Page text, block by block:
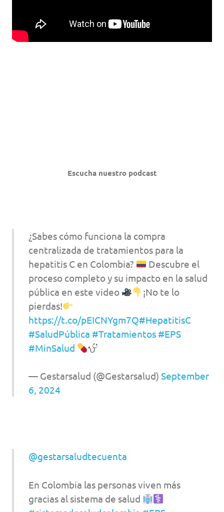
Escucha nuestro podcast
¿Sabes cómo funciona la compra
centralizada de tratamientos para la
hepatitis C en Colombia?
Descubre el
proceso completo y su impacto en la salud
pública en este video
¡No te lo
pierdas!
https://t.co/pEICNYgm7Q#HepatitisC
#SaludPública #Tratamientos #EPS
#MinSalud
— Gestarsalud (@Gestarsalud) September
6, 2024
@gestarsaludtecuenta
En Colombia las personas viven más
gracias al sistema de salud